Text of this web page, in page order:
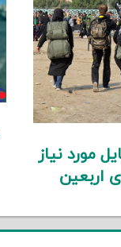
مورد نیاز
اربعین